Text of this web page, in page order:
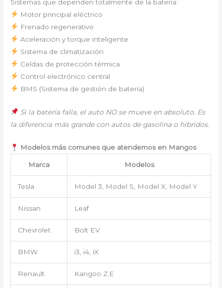
Sistemas que dependen totalmente de la batería:
Motor principal eléctrico
Frenado regenerativo
Aceleración y torque inteligente
Sistema de climatización
Celdas de protección térmica
Control electrónico central
BMS (Sistema de gestión de batería)
Si la batería falla, el auto NO se mueve en absoluto. Es
la diferencia más grande con autos de gasolina o híbridos.
Modelos más comunes que atendemos en Mangos
Marca Modelos
Tesla Model 3, Model S, Model X, Model Y
Nissan Leaf
Chevrolet Bolt EV
BMW i3, i4, iX
Renault Kangoo Z.E